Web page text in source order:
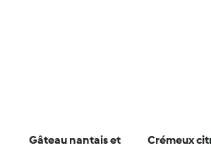
Gâteau nantais et
Crémeux